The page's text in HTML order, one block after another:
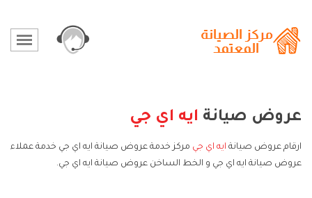
عروض صيانة ايه اي جي
ارقام عروض صيانة ايه اي جي مركز خدمة عروض صيانة ايه اي جي خدمة عملاء
عروض صيانة ايه اي جي و الخط الساخن عروض صيانة ايه اي جي.